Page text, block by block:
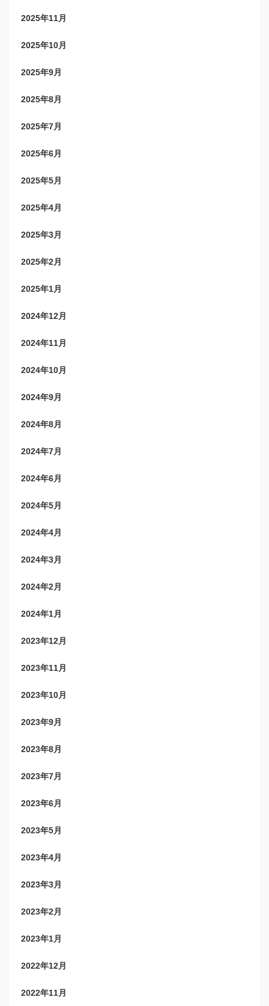
2025年11月
2025年10月
2025年9月
2025年8月
2025年7月
2025年6月
2025年5月
2025年4月
2025年3月
2025年2月
2025年1月
2024年12月
2024年11月
2024年10月
2024年9月
2024年8月
2024年7月
2024年6月
2024年5月
2024年4月
2024年3月
2024年2月
2024年1月
2023年12月
2023年11月
2023年10月
2023年9月
2023年8月
2023年7月
2023年6月
2023年5月
2023年4月
2023年3月
2023年2月
2023年1月
2022年12月
2022年11月